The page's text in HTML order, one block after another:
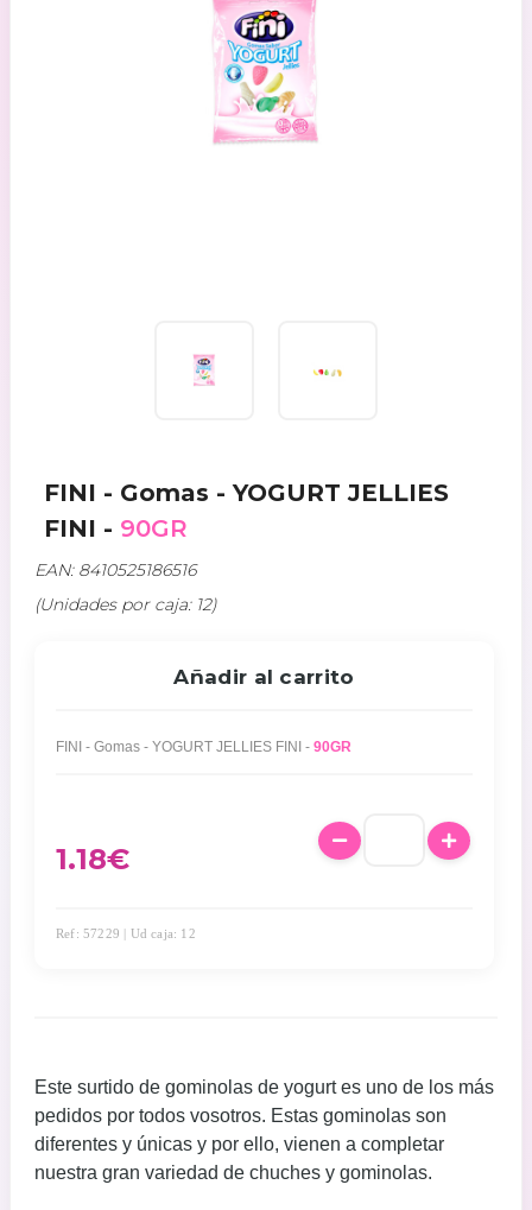
FINI - Gomas - YOGURT JELLIES
FINI - 90GR
EAN: 8410525186516
(Unidades por caja: 12)
Añadir al carrito
FINI - Gomas - YOGURT JELLIES FINI - 90GR
1.18€
Ref: 57229 | Ud caja: 12
Este surtido de gominolas de yogurt es uno de los más
pedidos por todos vosotros. Estas gominolas son
diferentes y únicas y por ello, vienen a completar
nuestra gran variedad de chuches y gominolas.